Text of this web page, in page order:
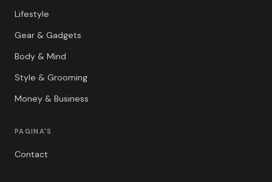
Lifestyle
Gear & Gadgets
Body & Mind
Style & Grooming
Money & Business
PAGINA'S
Contact